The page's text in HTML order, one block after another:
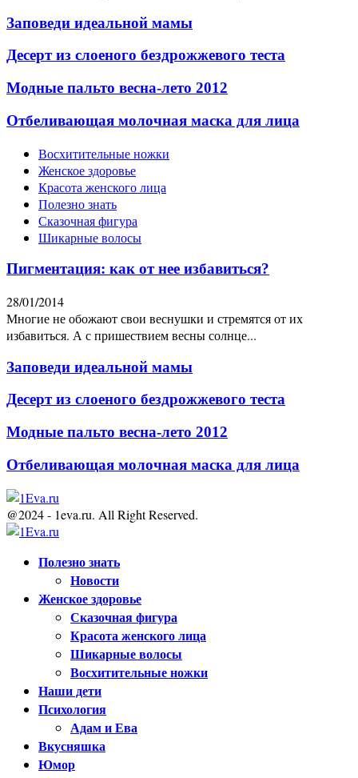
Заповеди идеальной мамы
Десерт из слоеного бездрожжевого теста
Модные пальто весна-лето 2012
Отбеливающая молочная маска для лица
Восхитительные ножки
Женское здоровье
Красота женского лица
Полезно знать
Сказочная фигура
Шикарные волосы
Пигментация: как от нее избавиться?
28/01/2014
Многие не обожают свои веснушки и стремятся от их
избавиться. А с пришествием весны солнце...
Заповеди идеальной мамы
Десерт из слоеного бездрожжевого теста
Модные пальто весна-лето 2012
Отбеливающая молочная маска для лица
@2024 - 1eva.ru. All Right Reserved.
Полезно знать
Новости
Женское здоровье
Сказочная фигура
Красота женского лица
Шикарные волосы
Восхитительные ножки
Наши дети
Психология
Адам и Ева
Вкусняшка
Юмор